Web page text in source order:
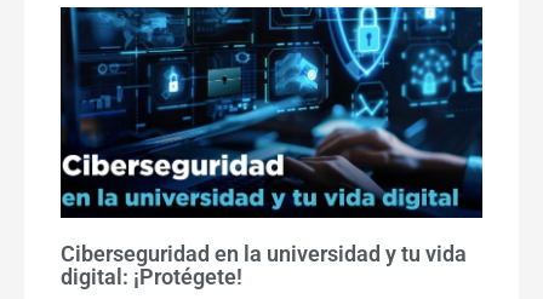
Ciberseguridad en la universidad y tu vida
digital: ¡Protégete!